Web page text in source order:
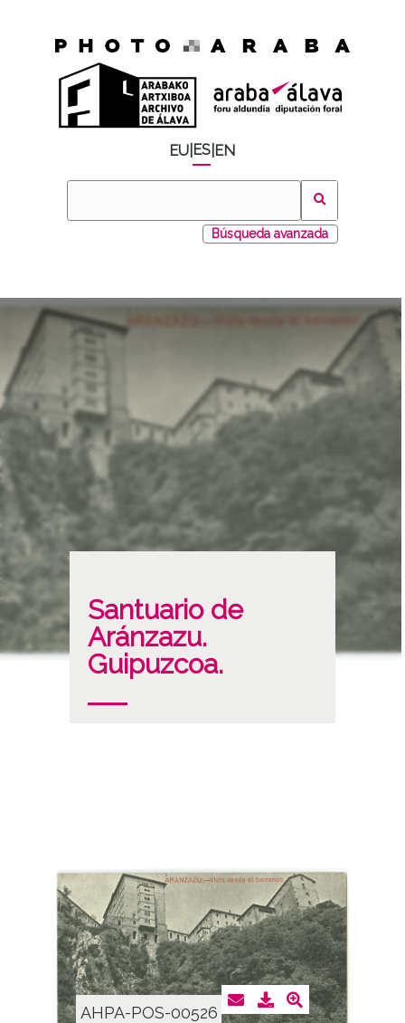
EU ES EN
Búsqueda avanzada
Santuario de
Aránzazu.
Guipuzcoa.
AHPA-POS-00526